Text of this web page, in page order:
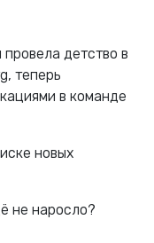
детство в
теперь
в команде
новых
не наросло?